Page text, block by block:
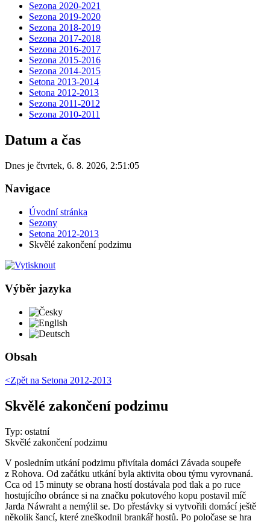
Sezona 2020-2021
Sezona 2019-2020
Sezona 2018-2019
Sezona 2017-2018
Sezona 2016-2017
Sezona 2015-2016
Sezona 2014-2015
Setona 2013-2014
Setona 2012-2013
Sezona 2011-2012
Sezona 2010-2011
Datum a čas
Dnes je čtvrtek, 6. 8. 2026, 2:51:05
Navigace
Úvodní stránka
Sezony
Setona 2012-2013
Skvělé zakončení podzimu
Výběr jazyka
Česky
Obsah
<Zpět na Setona 2012-2013
Skvělé zakončení podzimu
Typ: ostatní
Skvělé zakončení podzimu
V posledním utkání podzimu přivítala domáci Závada soupeře
z Rohova. Od začátku utkání byla aktivita obou týmu vyrovnaná.
Cca od 15 minuty se obrana hostí dostávala pod tlak a po ruce
hostujícího obránce si na značku pokutového kopu postavil míč
Jarda Náwraht a nemýlil se. Do přestávky si vytvořili domácí ještě
několik šancí, které zneškodnil brankář hostů. Po poločase se hra